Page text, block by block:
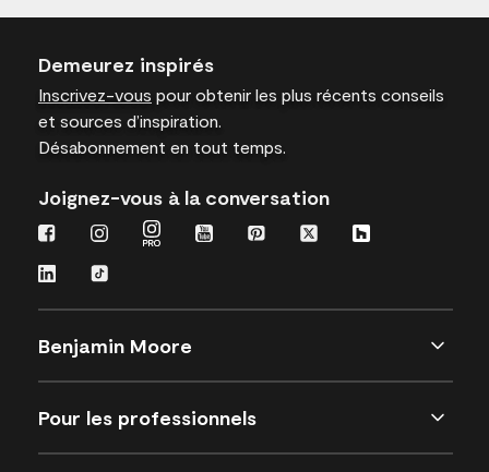
Demeurez inspirés
Inscrivez-vous pour obtenir les plus récents conseils
et sources d’inspiration.
Désabonnement en tout temps.
Joignez-vous à la conversation
Benjamin Moore
Pour les professionnels